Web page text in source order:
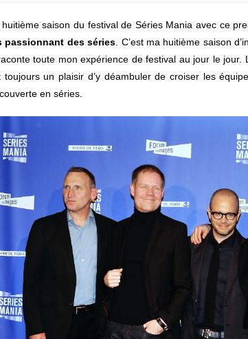
saison du festival de Séries Mania avec ce
passionnant des séries . C’est ma huitième saison
toute mon expérience de festival au jour le jour.
toujours un plaisir d’y déambuler de croiser les
en séries.